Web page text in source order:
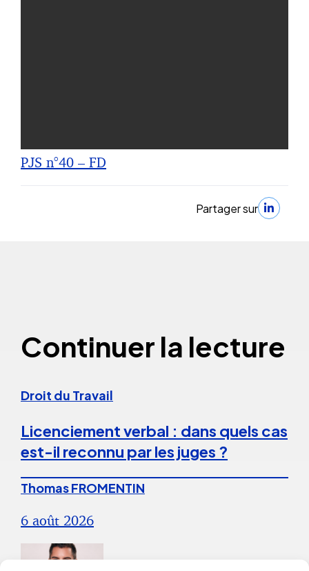
PJS n°40 – FD
Partager sur
Continuer la lecture
Droit du Travail
Licenciement verbal : dans quels cas
est-il reconnu par les juges ?
Thomas FROMENTIN
6 août 2026